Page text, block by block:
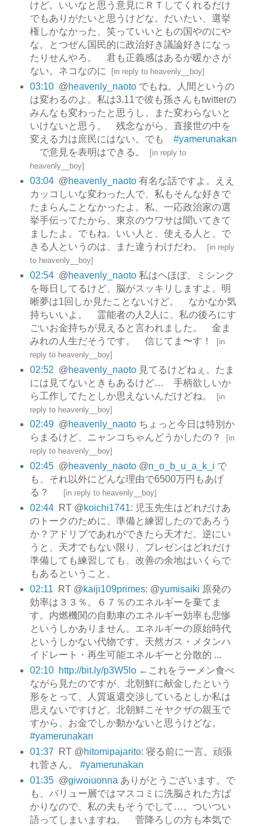
けど。いいなと思う意見にＲＴしてくれるだけ
でもありがたいと思うけどな。だいたい、選挙
権しかなかった、笑っていいともの国やのにや
な。とつぜん国民的に政治好き議論好きになっ
たりせんやろ。 君も正義感はあるが暖かさが
ない。ネコなのに
[in reply to heavenly__boy]
03:10 @heavenly_naotoでもね。人間というの
は変わるのよ。私は3.11で彼も孫さんもtwitterの
みんなも変わったと思うし、また変わらないと
いけないと思う。 残念ながら、直接世の中を
変える力は庶民にはない。でも #yamerunakan
で意見を表明はできる。
[in reply to
heavenly__boy]
03:04 @heavenly_naoto有名な話ですよ。ええ
カッコしいな変わった人で、私もそんな好きで
たまらんことなかったよ。私、一応政治家の選
挙手伝ってたから、東京のウワサは聞いてきて
ましたよ。でもね。いい人と、使える人と、で
きる人というのは、また違うわけだわ。
[in reply
to heavenly__boy]
02:54 @heavenly_naoto私はヘほぼ、ミシンク
を毎日してるけど、脳がスッキリしますよ。明
晰夢は1回しか見たことないけど。 なかなか気
持ちいいよ。 霊能者の人2人に、私の後ろにす
ごいお金持ちが見えると言われました。 金ま
みれの人生だそうです。 信じてま〜す！
[in
reply to heavenly__boy]
02:52 @heavenly_naoto見てるけどねぇ。たま
には見てないときもあるけど… 手柄欲しいか
ら工作してたとしか思えないんだけどね。
[in
reply to heavenly__boy]
02:49 @heavenly_naotoちょっと今日は特別か
らまるけど、ニャンコちゃんどうかしたの？
[in
reply to heavenly__boy]
02:45 @heavenly_naoto@n_o_b_u_a_k_i で
も、それ以外にどんな理由で6500万円もあげ
る？
[in reply to heavenly__boy]
02:44 RT @koichi1741: 児玉先生はどれだけあ
のトークのために、準備と練習したのであろう
か？アドリブであれができたら天才だ。逆にい
うと、天才でもない限り、プレゼンはどれだけ
準備しても練習しても、改善の余地はいくらで
もあるということ。
02:11
RT @kaiji109primes: @yumisaiki 原発の
効率は３３％。６７％のエネルギーを棄てま
す。内燃機関の自動車のエネルギー効率も悲惨
というしかありません。エネルギーの原始時代
というしかない代物です。天然ガス・メタンハ
イドレート・再生可能エネルギーと分散的 ...
02:10
http://bit.ly/p3W5lo←これをラーメン食べ
ながら見たのですが、北朝鮮に献金したという
形をとって、人質返還交渉しているとしか私は
思えないですけど。北朝鮮こそヤクザの親玉で
すから、お金でしか動かないと思うけどな。
#yamerunakan
01:37
RT @hitomipajarito: 寝る前に一言。頑張
れ菅さん。 #yamerunakan
01:35 @giwoiuonna ありがとうございます。で
も、バリュー層ではマスコミに洗脳された方ば
かりなので、私の夫もそうでして…。ついつい
語ってしまいますね。 菅降ろしの方も本気で